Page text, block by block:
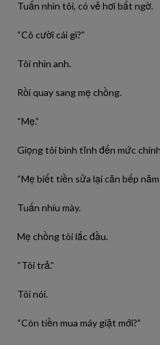
Tuấn nhìn tôi, có vẻ hơi bất ngờ.
“Cô cười cái gì?”
Tôi nhìn anh.
Rồi quay sang mẹ chồng.
“Mẹ.”
Giọng tôi bình tĩnh đến mức
“Mẹ biết tiền sửa lại căn bếp năm
Tuấn nhíu mày.
Mẹ chồng tôi lắc đầu.
“Tôi trả.”
Tôi nói.
“Còn tiền mua máy giặt mới?”